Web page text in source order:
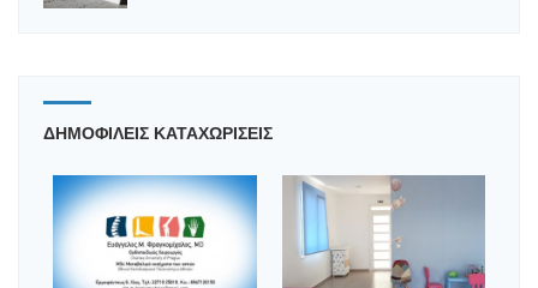
ΔΗΜΟΦΙΛΕΙΣ ΚΑΤΑΧΩΡΙΣΕΙΣ